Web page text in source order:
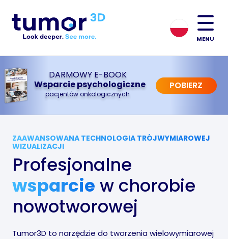
MENU
DARMOWY E-BOOK
Wsparcie psychologiczne
pacjentów onkologicznych
POBIERZ
ZAAWANSOWANA TECHNOLOGIA TRÓJWYMIAROWEJ
WIZUALIZACJI
Profesjonalne
wsparcie w chorobie
nowotworowej
Tumor3D to narzędzie do tworzenia wielowymiarowej